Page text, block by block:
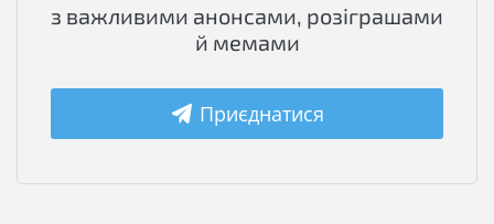
з важливими анонсами, розіграшами
й мемами
Приєднатися